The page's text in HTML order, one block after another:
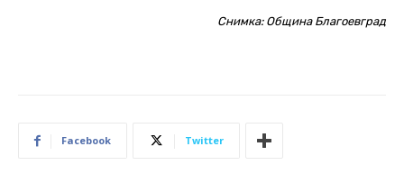
Снимка: Община Благоевград
Facebook Twitter